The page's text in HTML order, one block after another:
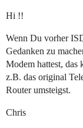
Hi !!
Wenn Du vorher
Gedanken zu
Modem hattest, das
z.B. das original
Router umsteigst.
Chris